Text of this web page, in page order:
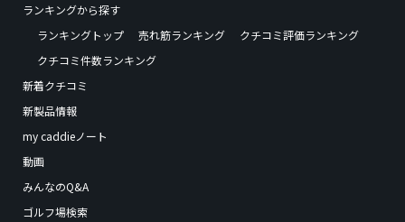
ランキングから探す
ランキングトップ
売れ筋ランキング
クチコミ評価ランキング
クチコミ件数ランキング
新着クチコミ
新製品情報
my caddieノート
動画
みんなのQ&A
ゴルフ場検索